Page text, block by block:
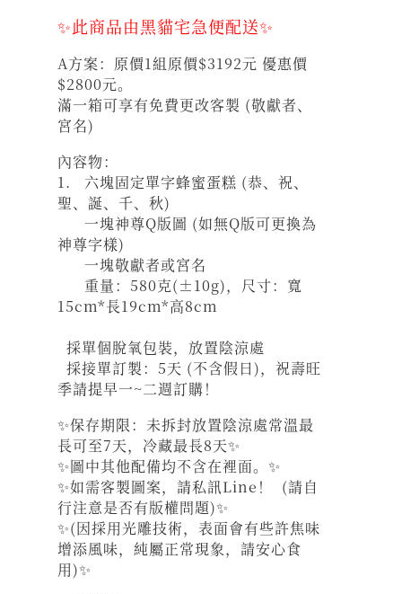
✨此商品由黑貓宅急便配送✨
A方案：原價1組原價$3192元 優惠價
$2800元。
滿一箱可享有免費更改客製 (敬獻者、
宮名)
內容物：
1. 六塊固定單字蜂蜜蛋糕 (恭、祝、
聖、誕、千、秋)
一塊神尊Q版圖 (如無Q版可更換為
神尊字樣)
一塊敬獻者或宮名
重量：580克(±10g)，尺寸：寬
15cm*長19cm*高8cm
採單個脫氧包裝，放置陰涼處
採接單訂製：5天 (不含假日)，祝壽旺
季請提早一~二週訂購！
✨保存期限：未拆封放置陰涼處常溫最
長可至7天，冷藏最長8天✨
✨圖中其他配備均不含在裡面。✨
✨如需客製圖案，請私訊Line！ (請自
行注意是否有版權問題)✨
✨(因採用光雕技術，表面會有些許焦味
增添風味，純屬正常現象，請安心食
用)✨